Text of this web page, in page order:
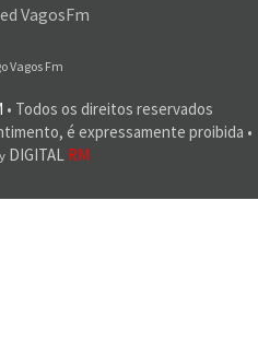
• Todos os direitos reservados
é expressamente proibida •
DIGITAL RM